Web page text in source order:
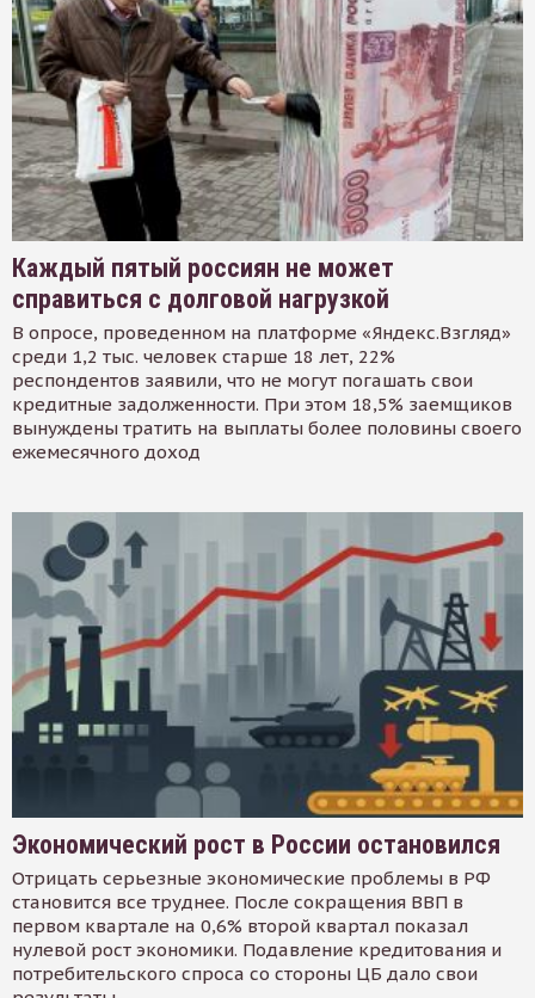
Каждый пятый россиян не может
справиться с долговой нагрузкой
В опросе, проведенном на платформе «Яндекс.Взгляд»
среди 1,2 тыс. человек старше 18 лет, 22%
респондентов заявили, что не могут погашать свои
кредитные задолженности. При этом 18,5% заемщиков
вынуждены тратить на выплаты более половины своего
ежемесячного доход
Экономический рост в России остановился
Отрицать серьезные экономические проблемы в РФ
становится все труднее. После сокращения ВВП в
первом квартале на 0,6% второй квартал показал
нулевой рост экономики. Подавление кредитования и
потребительского спроса со стороны ЦБ дало свои